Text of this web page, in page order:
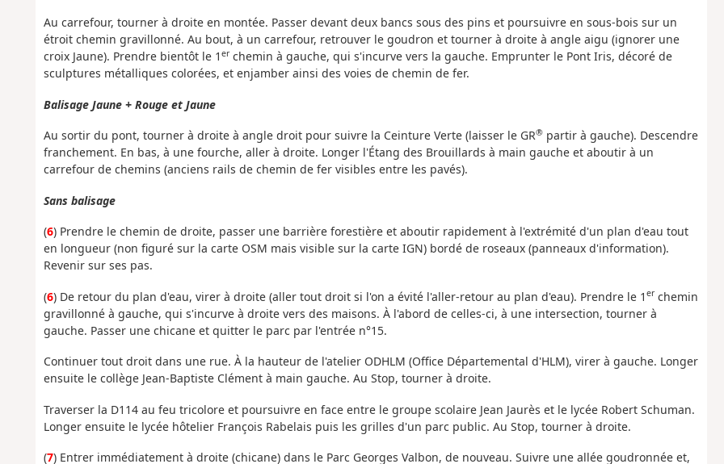
Au carrefour, tourner à droite en montée. Passer devant deux bancs sous des pins et poursuivre en sous-bois sur un
étroit chemin gravillonné. Au bout, à un carrefour, retrouver le goudron et tourner à droite à angle aigu (ignorer une
croix Jaune). Prendre bientôt le 1 erchemin à gauche, qui s'incurve vers la gauche. Emprunter le Pont Iris, décoré de
sculptures métalliques colorées, et enjamber ainsi des voies de chemin de fer.
Balisage Jaune + Rouge et Jaune
Au sortir du pont, tourner à droite à angle droit pour suivre la Ceinture Verte (laisser le GR®partir à gauche). Descendre
franchement. En bas, à une fourche, aller à droite. Longer l'Étang des Brouillards à main gauche et aboutir à un
carrefour de chemins (anciens rails de chemin de fer visibles entre les pavés).
Sans balisage
(6) Prendre le chemin de droite, passer une barrière forestière et aboutir rapidement à l'extrémité d'un plan d'eau tout
en longueur (non figuré sur la carte OSM mais visible sur la carte IGN) bordé de roseaux (panneaux d'information).
Revenir sur ses pas.
(6) De retour du plan d'eau, virer à droite (aller tout droit si l'on a évité l'aller-retour au plan d'eau). Prendre le 1 erchemin
gravillonné à gauche, qui s'incurve à droite vers des maisons. À l'abord de celles-ci, à une intersection, tourner à
gauche. Passer une chicane et quitter le parc par l'entrée n°15.
Continuer tout droit dans une rue. À la hauteur de l'atelier ODHLM (Office Départemental d'HLM), virer à gauche. Longer
ensuite le collège Jean-Baptiste Clément à main gauche. Au Stop, tourner à droite.
Traverser la D114 au feu tricolore et poursuivre en face entre le groupe scolaire Jean Jaurès et le lycée Robert Schuman.
Longer ensuite le lycée hôtelier François Rabelais puis les grilles d'un parc public. Au Stop, tourner à droite.
(7) Entrer immédiatement à droite (chicane) dans le Parc Georges Valbon, de nouveau. Suivre une allée goudronnée et,